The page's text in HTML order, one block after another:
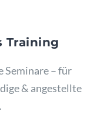
Training
Seminare – für
& angestellte